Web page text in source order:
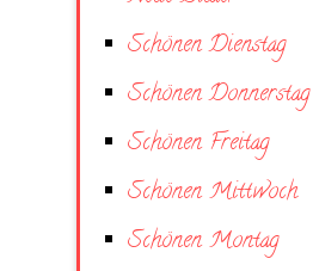
Schönen Dienstag
Schönen Donnerstag
Schönen Freitag
Schönen Mittwoch
Schönen Montag